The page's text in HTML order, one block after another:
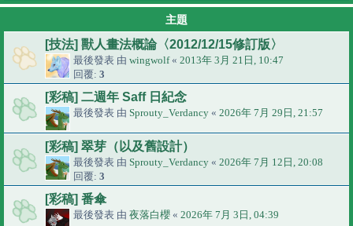
主題
[技法] 獸人畫法概論〈2012/12/15修訂版〉
最後發表 由 wingwolf« 2013年 3月 21日, 10:47
回覆: 3
[彩稿] 二週年 Saff 日紀念
最後發表 由 Sprouty_Verdancy « 2026年 7月 29日, 21:57
[彩稿] 翠芽（以及舊設計）
最後發表 由 Sprouty_Verdancy « 2026年 7月 12日, 20:08
回覆: 3
[彩稿] 番傘
最後發表 由 夜落白櫻 « 2026年 7月 3日, 04:39